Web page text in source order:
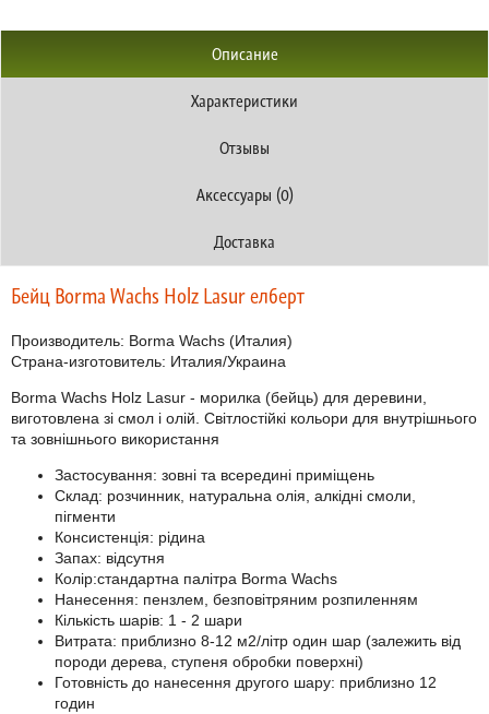
Описание
Характеристики
Отзывы
Аксессуары (0)
Доставка
Бейц Borma Wachs Holz Lasur елберт
Производитель: Borma Wachs (Италия)
Страна-изготовитель: Италия/Украина
Borma Wachs Holz Lasur - морилка (бейць) для деревини,
виготовлена зі смол і олій. Світлостійкі кольори для внутрішнього
та зовнішнього використання
Застосування: зовні та всередині приміщень
Склад: розчинник, натуральна олія, алкідні смоли,
пігменти
Консистенція: рідина
Запах: відсутня
Колір:стандартна палітра Borma Wachs
Нанесення: пензлем, безповітряним розпиленням
Кількість шарів: 1 - 2 шари
Витрата: приблизно 8-12 м2/літр один шар (залежить від
породи дерева, ступеня обробки поверхні)
Готовність до нанесення другого шару: приблизно 12
годин